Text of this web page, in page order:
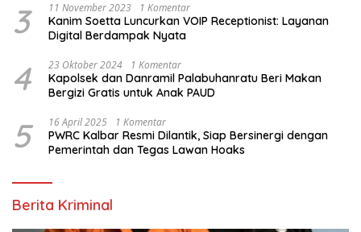
3 11 November 2023 1 Komentar
Kanim Soetta Luncurkan VOIP Receptionist: Layanan
Digital Berdampak Nyata
4 23 Oktober 2024 1 Komentar
Kapolsek dan Danramil Palabuhanratu Beri Makan
Bergizi Gratis untuk Anak PAUD
5 16 April 2025 1 Komentar
PWRC Kalbar Resmi Dilantik, Siap Bersinergi dengan
Pemerintah dan Tegas Lawan Hoaks
Berita Kriminal